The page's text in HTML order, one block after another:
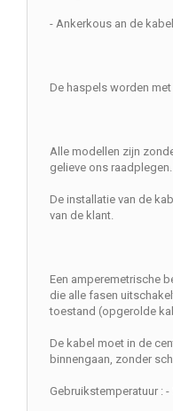
- Ankerkous an de
De haspels worden
Alle modellen zijn
gelieve ons raadplegen.
De installatie van de
van de klant.
Een amperemetrische
die alle fasen
toestand (opgerolde
De kabel moet in de
binnengaan, zonder
Gebruikstemperatuur : -